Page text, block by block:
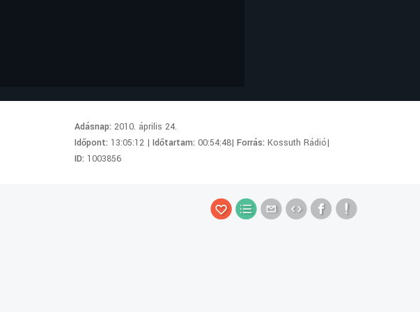
Adásnap:2010. április 24.
Időpont: 13:05:12 |Időtartam:00:54:48|Forrás:Kossuth Rádió|
ID: 1003856